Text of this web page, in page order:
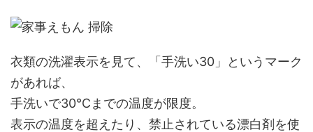
衣類の洗濯表示を見て、「手洗い30」というマーク
があれば、
手洗いで30℃までの温度が限度。
表示の温度を超えたり、禁止されている漂白剤を使